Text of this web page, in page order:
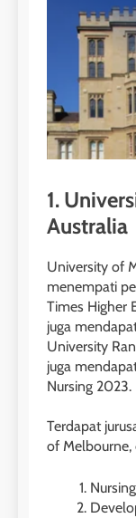
1.
Australia
University of
menempati
Times Higher
juga
University
juga
Nursing 2023.
Terdapat
of Melbourne,
Nursing